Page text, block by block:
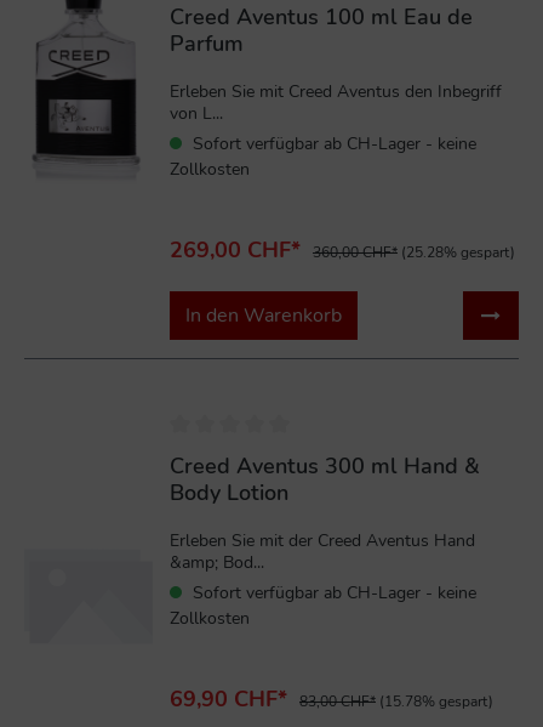
Creed Aventus 100 ml Eau de
Parfum
Erleben Sie mit Creed Aventus den Inbegriff
von L...
Sofort verfügbar ab CH-Lager - keine
Zollkosten
269,00 CHF* 360,00 CHF* (25.28% gespart)
In den Warenkorb
Creed Aventus 300 ml Hand &
Body Lotion
Erleben Sie mit der Creed Aventus Hand
&amp; Bod...
Sofort verfügbar ab CH-Lager - keine
Zollkosten
69,90 CHF* 83,00 CHF* (15.78% gespart)